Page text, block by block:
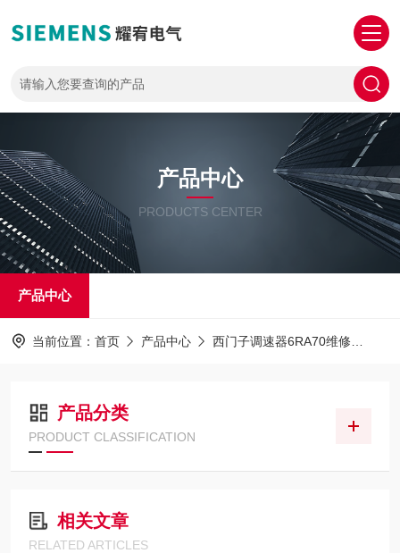
产品中心
PRODUCTS CENTER
产品中心
当前位置： 首页 产品中心 西门子调速器6RA70维修
产品分类
PRODUCT CLASSIFICATION
相关文章
RELATED ARTICLES